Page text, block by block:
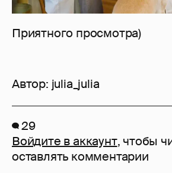
Приятного просмотра)
Автор: julia_julia
29
Войдите в аккаунт, чтобы
оставлять комментарии